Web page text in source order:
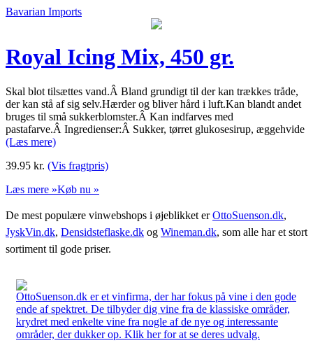
Bavarian Imports
Royal Icing Mix, 450 gr.
Skal blot tilsættes vand.Â Bland grundigt til der kan trækkes tråde,
der kan stå af sig selv.Hærder og bliver hård i luft.Kan blandt andet
bruges til små sukkerblomster.Â Kan indfarves med
pastafarve.Â Ingredienser:Â Sukker, tørret glukosesirup, æggehvide
(Læs mere)
39.95 kr. (Vis fragtpris)
Læs mere »Køb nu »
De mest populære vinwebshops i øjeblikket erOttoSuenson.dk,
JyskVin.dk, Densidsteflaske.dk og Wineman.dk, som alle har et stort
sortiment til gode priser.
OttoSuenson.dk er et vinfirma, der har fokus på vine i den gode
ende af spektret. De tilbyder dig vine fra de klassiske områder,
krydret med enkelte vine fra nogle af de nye og interessante
områder, der dukker op. Klik her for at se deres udvalg.